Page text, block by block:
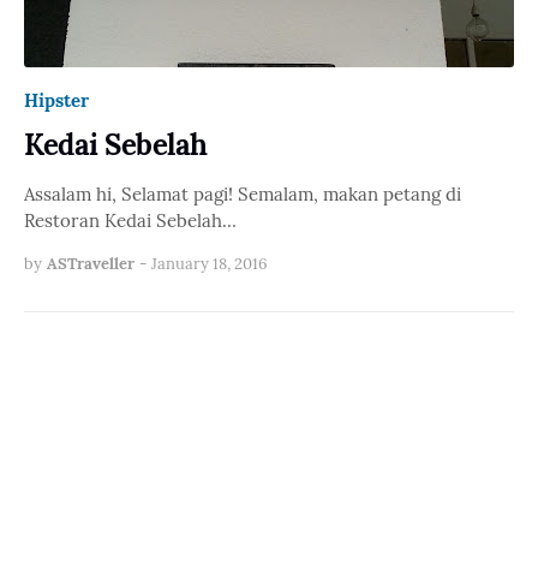
Hipster
Kedai Sebelah
Assalam hi, Selamat pagi! Semalam, makan petang di
Restoran Kedai Sebelah…
by ASTraveller - January 18, 2016